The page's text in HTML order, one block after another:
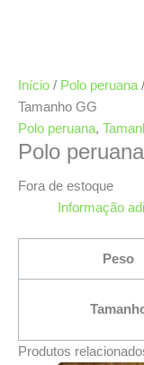
Início / Polo peruana /
Tamanho GG
Polo peruana,
Polo
Fora de estoque
Informação
Peso
Produtos